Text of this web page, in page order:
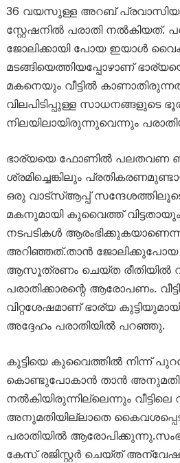
36 വയസുള്ള അറബ്
സ്റ്റേഷനിൽ പരാതി നൽകിയത്.
ജോലിക്കായി പോയ ഇയാൾ
മടങ്ങിയെത്തിയപ്പോഴാണ്
മകനെയും വീട്ടിൽ
വിലപിടിപ്പുള്ള സാധനങ്ങളുടെ
നിലയിലായിരുന്നുവെന്നും
ഭാര്യയെ ഫോണിൽ പലതവണ
ശ്രമിച്ചെങ്കിലും
ഒരു വാട്സ്ആപ്പ്
മകനുമായി കുവൈത്ത്
നടപടികൾ
അറിഞ്ഞത്.താൻ
ആസൂത്രണം ചെയ്ത രീതിയിൽ വീട്
പരാതിക്കാരന്റെ ആരോപണം.
വിറ്റശേഷമാണ് ഭാര്യ
അദ്ദേഹം പരാതിയിൽ പറഞ്ഞു.
കുട്ടിയെ കുവൈത്തിൽ നിന്ന്
കൊണ്ടുപോകാൻ താൻ അനുമതി
നൽകിയിരുന്നില്ലെന്നും വീട്ടിലെ
അനുമതിയില്ലാതെ
പരാതിയിൽ
കേസ് രജിസ്റ്റർ ചെയ്ത്